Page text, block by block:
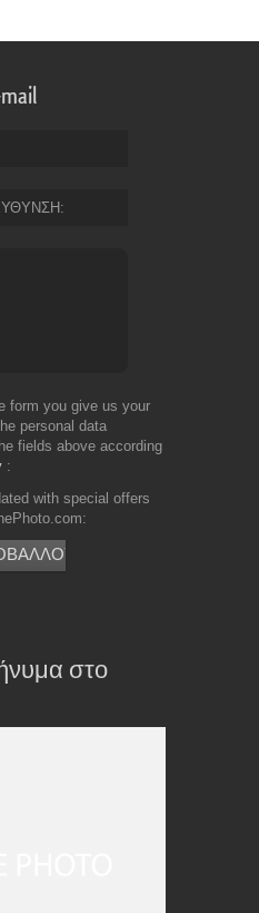
form you give us your
personal data
fields above according
with special offers
στο